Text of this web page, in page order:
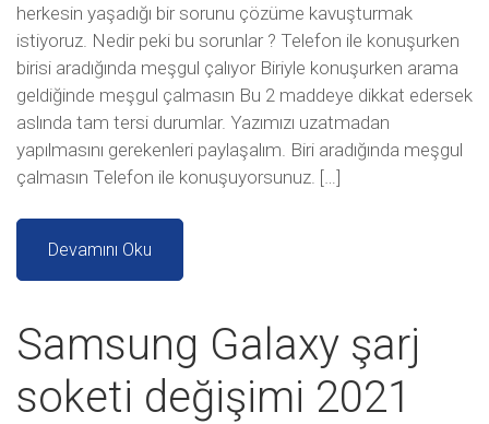
herkesin yaşadığı bir sorunu çözüme kavuşturmak
istiyoruz. Nedir peki bu sorunlar ? Telefon ile konuşurken
birisi aradığında meşgul çalıyor Biriyle konuşurken arama
geldiğinde meşgul çalmasın Bu 2 maddeye dikkat edersek
aslında tam tersi durumlar. Yazımızı uzatmadan
yapılmasını gerekenleri paylaşalım. Biri aradığında meşgul
çalmasın Telefon ile konuşuyorsunuz. […]
Devamını Oku
Samsung Galaxy şarj
soketi değişimi 2021